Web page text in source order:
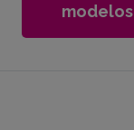
modelos